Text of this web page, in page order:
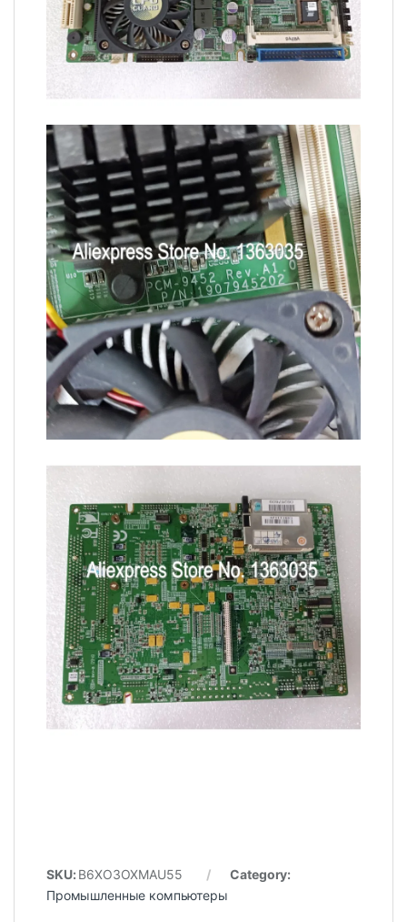
SKU: B6XO3OXMAU55
Category:
Промышленные компьютеры